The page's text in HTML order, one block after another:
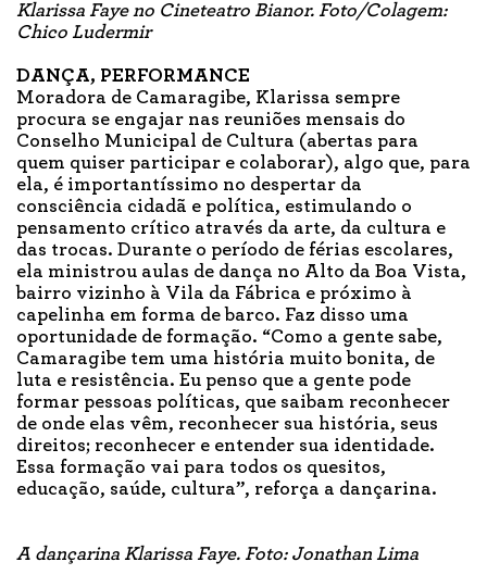
Klarissa Faye no Cineteatro Bianor. Foto/Colagem:
Chico Ludermir
DANÇA, PERFORMANCE
Moradora de Camaragibe, Klarissa sempre
procura se engajar nas reuniões mensais do
Conselho Municipal de Cultura (abertas para
quem quiser participar e colaborar), algo que, para
ela, é importantíssimo no despertar da
consciência cidadã e política, estimulando o
pensamento crítico através da arte, da cultura e
das trocas. Durante o período de férias escolares,
ela ministrou aulas de dança no Alto da Boa Vista,
bairro vizinho à Vila da Fábrica e próximo à
capelinha em forma de barco. Faz disso uma
oportunidade de formação. “Como a gente sabe,
Camaragibe tem uma história muito bonita, de
luta e resistência. Eu penso que a gente pode
formar pessoas políticas, que saibam reconhecer
de onde elas vêm, reconhecer sua história, seus
direitos; reconhecer e entender sua identidade.
Essa formação vai para todos os quesitos,
educação, saúde, cultura”, reforça a dançarina.
A dançarina Klarissa Faye. Foto: Jonathan Lima